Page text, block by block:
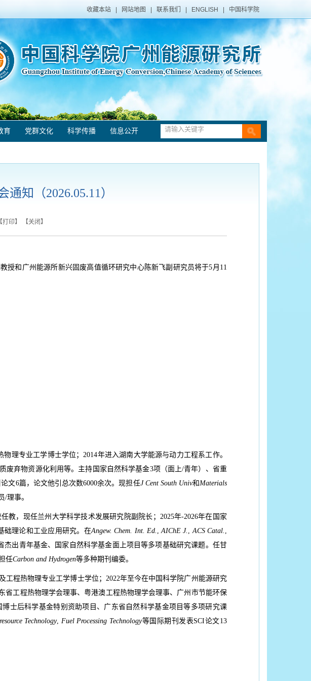
收藏本站 网站地图 联系我们 ENGLISH 中国科学院
育 党群文化 科学传播 信息公开
知（2026.05.11）
打印】 【关闭 】
授和广州能源所新兴固废高值循环研究中心陈新飞副研究员将于5月11
理专业工学博士学位；2014年进入湖南大学能源与动力工程系工作。
废弃物资源化利用等。主持国家自然科学基金3项（面上/青年）、省重
文6篇，论文他引总次数6000余次。现担任J Cent South Univ和Materials
/理事。
教，现任兰州大学科学技术发展研究院副院长；2025年-2026年在国家
础理论和工业应用研究。在Angew. Chem. Int. Ed. ,AIChE J. ,ACS Catal. ,
出青年基金、国家自然科学基金面上项目等多项基础研究课题。任甘
任Carbon and Hydrogen等多种期刊编委。
程热物理专业工学博士学位；2022年至今在中国科学院广州能源研究
工程热物理学会理事、粤港澳工程热物理学会理事、广州市节能环保
士后科学基金特别资助项目、广东省自然科学基金项目等多项研究课
Technology, Fuel Processing Technology等国际期刊发表SCI论文13